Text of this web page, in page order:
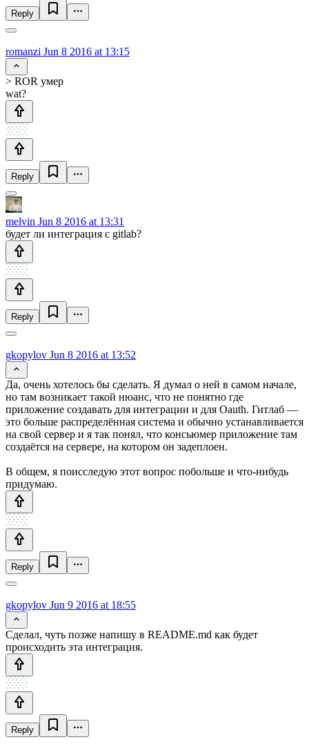
Reply
romanzi Jun 8 2016 at 13:15
> ROR умер
wat?
Reply
melvin Jun 8 2016 at 13:31
будет ли интеграция с gitlab?
Reply
gkopylov Jun 8 2016 at 13:52
Да, очень хотелось бы сделать. Я думал о ней в самом начале,
но там возникает такой нюанс, что не понятно где
приложение создавать для интеграции и для Oauth. Гитлаб —
это больше распределённая система и обычно устанавливается
на свой сервер и я так понял, что консьюмер приложение там
создаётся на сервере, на котором он задеплоен.
В общем, я поисследую этот вопрос побольше и что-нибудь
придумаю.
Reply
gkopylov Jun 9 2016 at 18:55
Сделал, чуть позже напишу в README.md как будет
происходить эта интеграция.
Reply